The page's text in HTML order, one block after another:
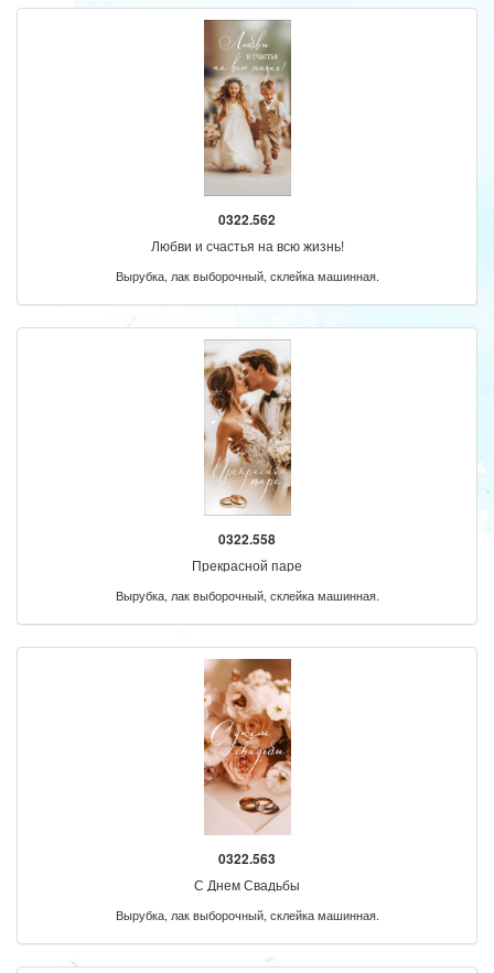
0322.562
Любви и счастья на всю жизнь!
Вырубка, лак выборочный, склейка машинная.
0322.558
Прекрасной паре
Вырубка, лак выборочный, склейка машинная.
0322.563
С Днем Свадьбы
Вырубка, лак выборочный, склейка машинная.